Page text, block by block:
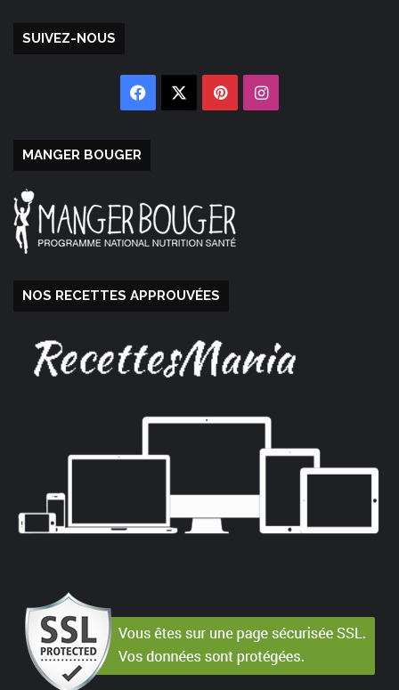
SUIVEZ-NOUS
Facebook PinterestInstagram
MANGER BOUGER
NOS RECETTES APPROUVÉES